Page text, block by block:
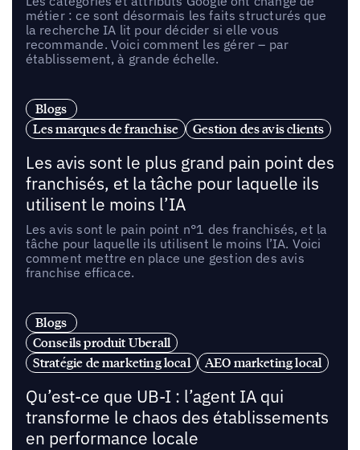
métier : ce sont désormais les faits structurés que
la recherche IA lit pour décider si elle vous
recommande. Voici comment les gérer – par
établissement, à grande échelle.
Blogs
Les marques de franchise
Gestion des avis clients
Les avis sont le plus grand pain point des
franchisés, et la tâche pour laquelle ils
utilisent le moins l’IA
Les avis sont le pain point n°1 des franchisés, et la
tâche pour laquelle ils utilisent le moins l’IA. Voici
comment mettre en place une gestion des avis
franchise efficace.
Blogs
Conseils produit Uberall
Stratégie de marketing local
AEO marketing local
Qu’est-ce que UB-I : l’agent IA qui
transforme le chaos des établissements
en performance locale